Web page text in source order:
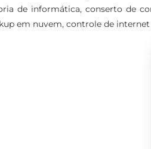
de informática, conserto de
em nuvem, controle de